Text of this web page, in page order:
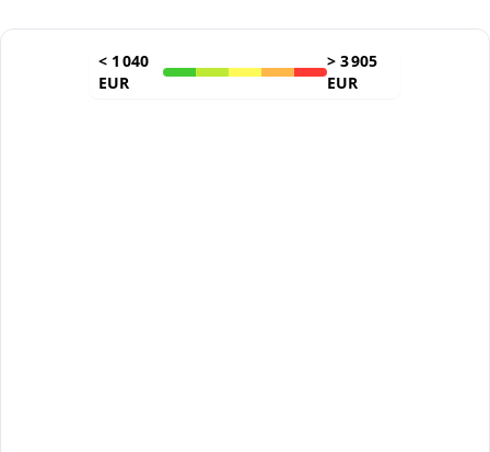
< 1 040
EUR
> 3 905
EUR